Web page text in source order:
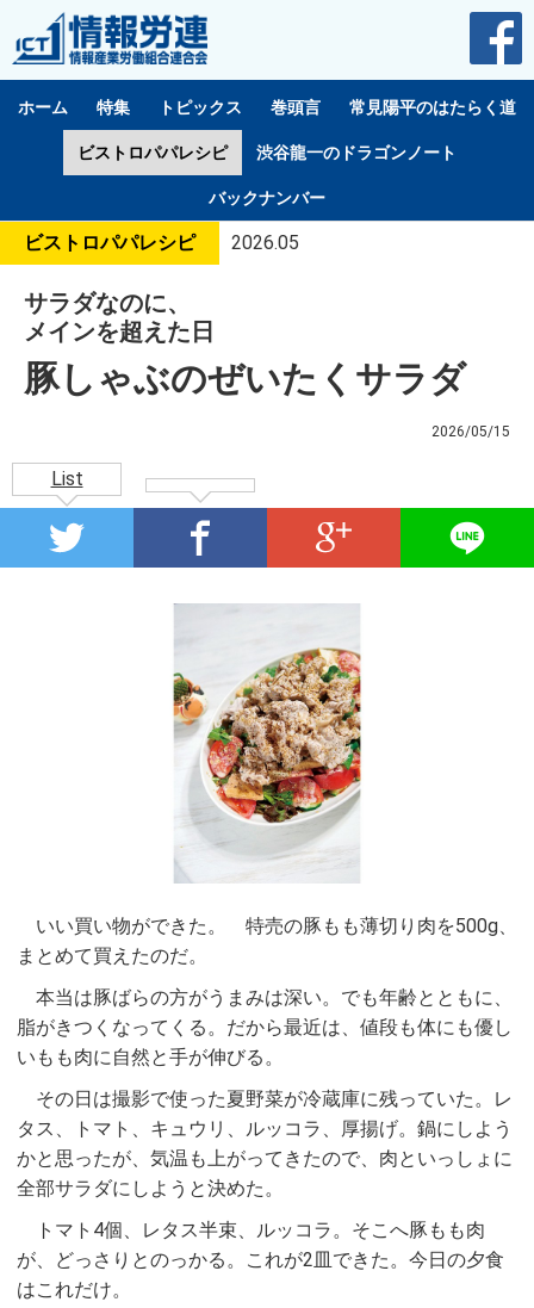
ホーム 特集 トピックス 巻頭言 常見陽平のはたらく道
ビストロパパレシピ 渋谷龍一のドラゴンノート
バックナンバー
ビストロパパレシピ 2026.05
サラダなのに、
メインを超えた日
豚しゃぶのぜいたくサラダ
2026/05/15
List
いい買い物ができた。 特売の豚もも薄切り肉を500g、
まとめて買えたのだ。
本当は豚ばらの方がうまみは深い。でも年齢とともに、
脂がきつくなってくる。だから最近は、値段も体にも優し
いもも肉に自然と手が伸びる。
その日は撮影で使った夏野菜が冷蔵庫に残っていた。レ
タス、トマト、キュウリ、ルッコラ、厚揚げ。鍋にしよう
かと思ったが、気温も上がってきたので、肉といっしょに
全部サラダにしようと決めた。
トマト4個、レタス半束、ルッコラ。そこへ豚もも肉
が、どっさりとのっかる。これが2皿できた。今日の夕食
はこれだけ。